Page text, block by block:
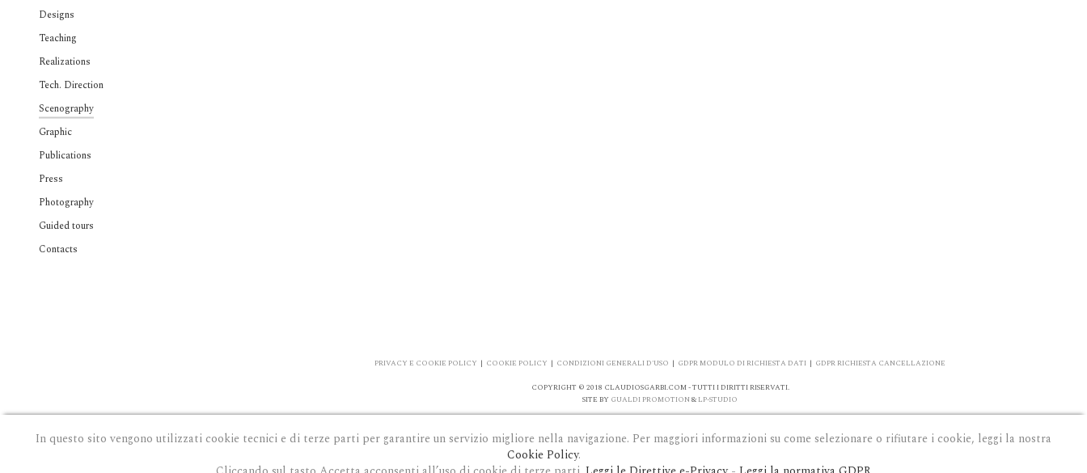
Designs
Teaching
Realizations
Tech. Direction
Scenography
Graphic
Publications
Press
Photography
Guided tours
Contacts
PRIVACY E COOKIE POLICY | COOKIE POLICY | CONDIZIONI GENERALI D'USO | GDPR MODULO DI RICHIESTA DATI | GDPR RICHIESTA CANCELLAZIONE
COPYRIGHT © 2018 CLAUDIOSGARBI.COM - TUTTI I DIRITTI RISERVATI.
SITE BY GUALDI PROMOTION & LP-STUDIO
In questo sito vengono utilizzati cookie tecnici e di terze parti per garantire un servizio migliore nella navigazione. Per maggiori informazioni su come selezionare o rifiutare i cookie, leggi la nostra
Cookie Policy.